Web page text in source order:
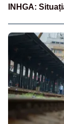
INHGA: